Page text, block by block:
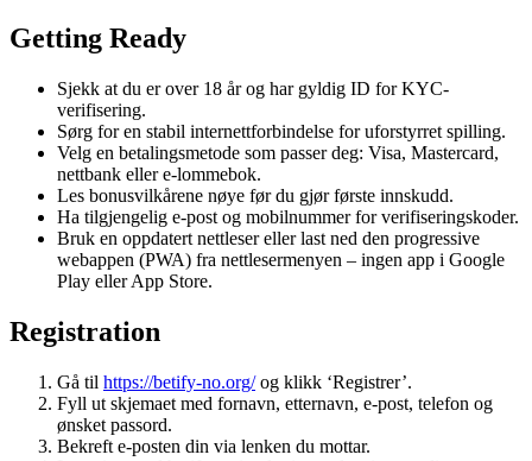
Getting Ready
Sjekk at du er over 18 år og har gyldig ID for KYC-
verifisering.
Sørg for en stabil internettforbindelse for uforstyrret spilling.
Velg en betalingsmetode som passer deg: Visa, Mastercard,
nettbank eller e-lommebok.
Les bonusvilkårene nøye før du gjør første innskudd.
Ha tilgjengelig e-post og mobilnummer for verifiseringskoder.
Bruk en oppdatert nettleser eller last ned den progressive
webappen (PWA) fra nettlesermenyen – ingen app i Google
Play eller App Store.
Registration
Gå til https://betify-no.org/og klikk ‘Registrer’.
Fyll ut skjemaet med fornavn, etternavn, e-post, telefon og
ønsket passord.
Bekreft e-posten din via lenken du mottar.